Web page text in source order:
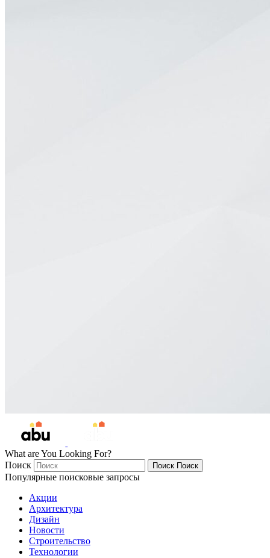
What are You Looking For?
Поиск
Поиск Поиск
Популярные поисковые запросы
Акции
Архитектура
Дизайн
Новости
Строительство
Технологии